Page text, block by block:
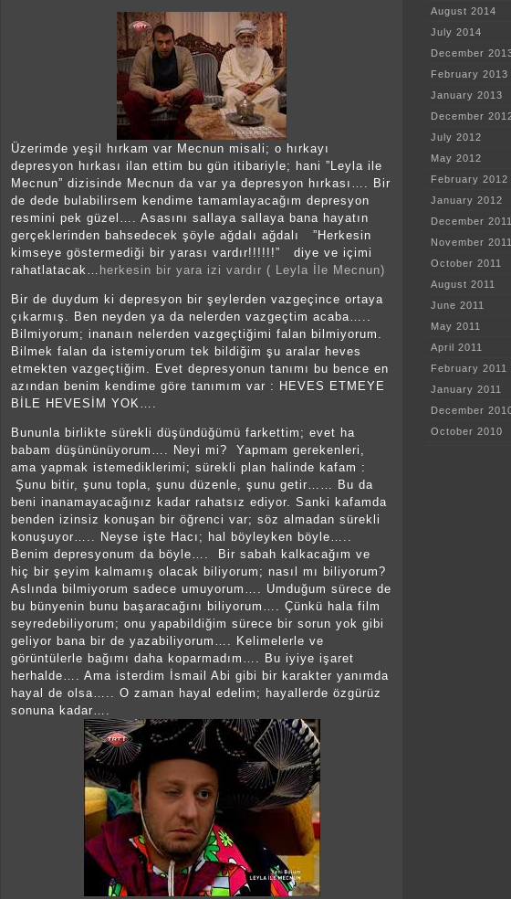
Üzerimde yeşil hırkam var Mecnun misali; o hırkayı
depresyon hırkası ilan ettim bu gün itibariyle; hani ”Leyla ile
Mecnun” dizisinde Mecnun da var ya depresyon hırkası…. Bir
de dede bulabilirsem kendime tamamlayacağım depresyon
resmini pek güzel…. Asasını sallaya sallaya bana hayatın
gerçeklerinden bahsedecek şöyle ağdalı ağdalı ”Herkesin
kimseye göstermediği bir yarası vardır!!!!!!” diye ve içimi
rahatlatacak… herkesin bir yara izi vardır ( Leyla İle Mecnun)
Bir de duydum ki depresyon bir şeylerden vazgeçince ortaya
çıkarmış. Ben neyden ya da nelerden vazgeçtim acaba…..
Bilmiyorum; inanaın nelerden vazgeçtiğimi falan bilmiyorum.
Bilmek falan da istemiyorum tek bildiğim şu aralar heves
etmekten vazgeçtiğim. Evet depresyonun tanımı bu bence en
azından benim kendime göre tanımım var : HEVES ETMEYE
BİLE HEVESİM YOK….
Bununla birlikte sürekli düşündüğümü farkettim; evet ha
babam düşününüyorum…. Neyi mi? Yapmam gerekenleri,
ama yapmak istemediklerimi; sürekli plan halinde kafam :
Şunu bitir, şunu topla, şunu düzenle, şunu getir…… Bu da
beni inanamayacağınız kadar rahatsız ediyor. Sanki kafamda
benden izinsiz konuşan bir öğrenci var; söz almadan sürekli
konuşuyor….. Neyse işte Hacı; hal böyleyken böyle…..
Benim depresyonum da böyle…. Bir sabah kalkacağım ve
hiç bir şeyim kalmamış olacak biliyorum; nasıl mı biliyorum?
Aslında bilmiyorum sadece umuyorum…. Umduğum sürece de
bu bünyenin bunu başaracağını biliyorum…. Çünkü hala film
seyredebiliyorum; onu yapabildiğim sürece bir sorun yok gibi
geliyor bana bir de yazabiliyorum…. Kelimelerle ve
görüntülerle bağımı daha koparmadım…. Bu iyiye işaret
herhalde…. Ama isterdim İsmail Abi gibi bir karakter yanımda
hayal de olsa….. O zaman hayal edelim; hayallerde özgürüz
sonuna kadar….
August 2014
July 2014
December
February 2013
January 2013
December
July 2012
May 2012
February 2012
January 2012
December 2011
November 2011
October 2011
August 2011
June 2011
May 2011
April 2011
February 2011
January 2011
December
October 2010